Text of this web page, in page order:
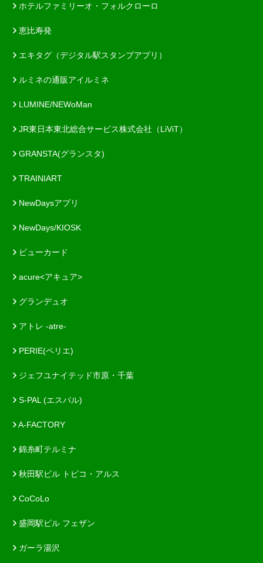
ホテルファミリーオ・フォルクローロ
恵比寿発
エキタグ（デジタル駅スタンプアプリ）
ルミネの通販アイルミネ
LUMINE/NEWoMan
JR東日本東北総合サービス株式会社（LiViT）
GRANSTA(グランスタ)
TRAINIART
NewDaysアプリ
NewDays/KIOSK
ビューカード
acure<アキュア>
グランデュオ
アトレ -atre-
PERIE(ペリエ)
ジェフユナイテッド市原・千葉
S-PAL (エスパル)
A-FACTORY
錦糸町テルミナ
秋田駅ビル トピコ・アルス
CoCoLo
盛岡駅ビル フェザン
ガーラ湯沢